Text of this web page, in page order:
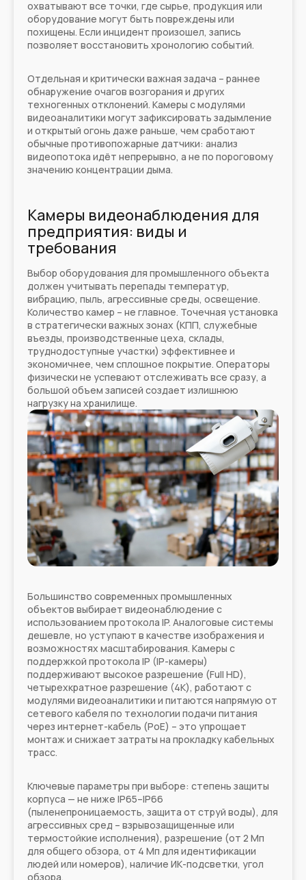
охватывают все точки, где сырье, продукция или
оборудование могут быть повреждены или
похищены. Если инцидент произошел, запись
позволяет восстановить хронологию событий.
Отдельная и критически важная задача – раннее
обнаружение очагов возгорания и других
техногенных отклонений. Камеры с модулями
видеоаналитики могут зафиксировать задымление
и открытый огонь даже раньше, чем сработают
обычные противопожарные датчики: анализ
видеопотока идёт непрерывно, а не по пороговому
значению концентрации дыма.
Камеры видеонаблюдения для
предприятия: виды и
требования
Выбор оборудования для промышленного объекта
должен учитывать перепады температур,
вибрацию, пыль, агрессивные среды, освещение.
Количество камер – не главное. Точечная установка
в стратегически важных зонах (КПП, служебные
въезды, производственные цеха, склады,
труднодоступные участки) эффективнее и
экономичнее, чем сплошное покрытие. Операторы
физически не успевают отслеживать все сразу, а
большой объем записей создает излишнюю
нагрузку на хранилище.
Большинство современных промышленных
объектов выбирает видеонаблюдение с
использованием протокола IP. Аналоговые системы
дешевле, но уступают в качестве изображения и
возможностях масштабирования. Камеры с
поддержкой протокола IP (IP-камеры)
поддерживают высокое разрешение (Full HD),
четырехкратное разрешение (4K), работают с
модулями видеоаналитики и питаются напрямую от
сетевого кабеля по технологии подачи питания
через интернет-кабель (PoE) – это упрощает
монтаж и снижает затраты на прокладку кабельных
трасс.
Ключевые параметры при выборе: степень защиты
корпуса — не ниже IP65–IP66
(пыленепроницаемость, защита от струй воды), для
агрессивных сред – взрывозащищенные или
термостойкие исполнения), разрешение (от 2 Мп
для общего обзора, от 4 Мп для идентификации
людей или номеров), наличие ИК-подсветки, угол
обзора.